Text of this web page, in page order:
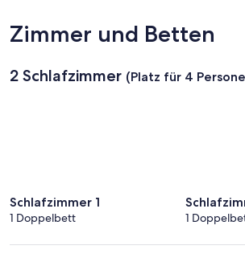
Zimmer und Betten
2 Schlafzimmer (Platz für 4
Schlafzimmer 1
1 Doppelbett 1